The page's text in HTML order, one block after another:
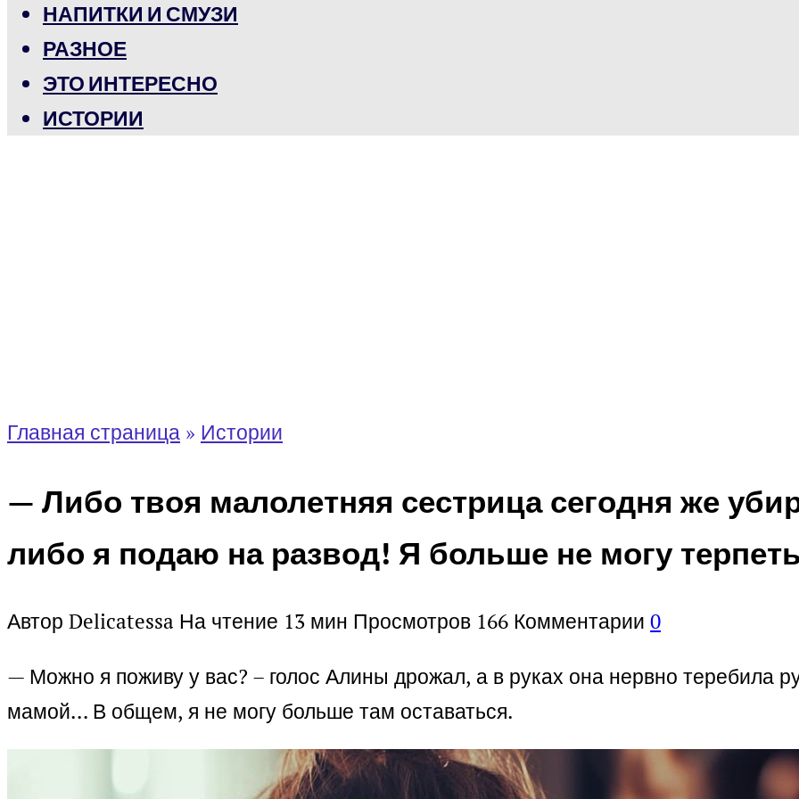
НАПИТКИ И СМУЗИ
РАЗНОЕ
ЭТО ИНТЕРЕСНО
ИСТОРИИ
Главная страница » Истории
— Либо твоя малолетняя сестрица сегодня же
либо я подаю на развод! Я больше не могу
Автор Delicatessa На чтение 13 мин Просмотров 166 Комментарии 0
— Можно я поживу у вас? – голос Алины дрожал, а в руках она нервно теребила
мамой… В общем, я не могу больше там оставаться.